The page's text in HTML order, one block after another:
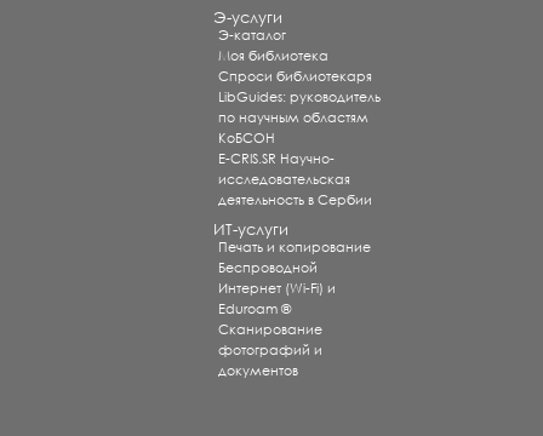
Э-услуги
Э-каталог
Моя библиотека
Спроси библиотекаря
LibGuides: руководитель
по научным областям
КоБСОН
E-CRIS.SR Научно-
исследовательская
деятельность в Сербии
ИТ-услуги
Печать и копирование
Беспроводной
Интернет (Wi-Fi) и
Eduroam ®
Сканирование
фотографий и
документов